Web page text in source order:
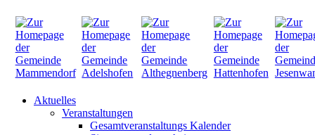
Aktuelles
Veranstaltungen
Gesamtveranstaltungs Kalender